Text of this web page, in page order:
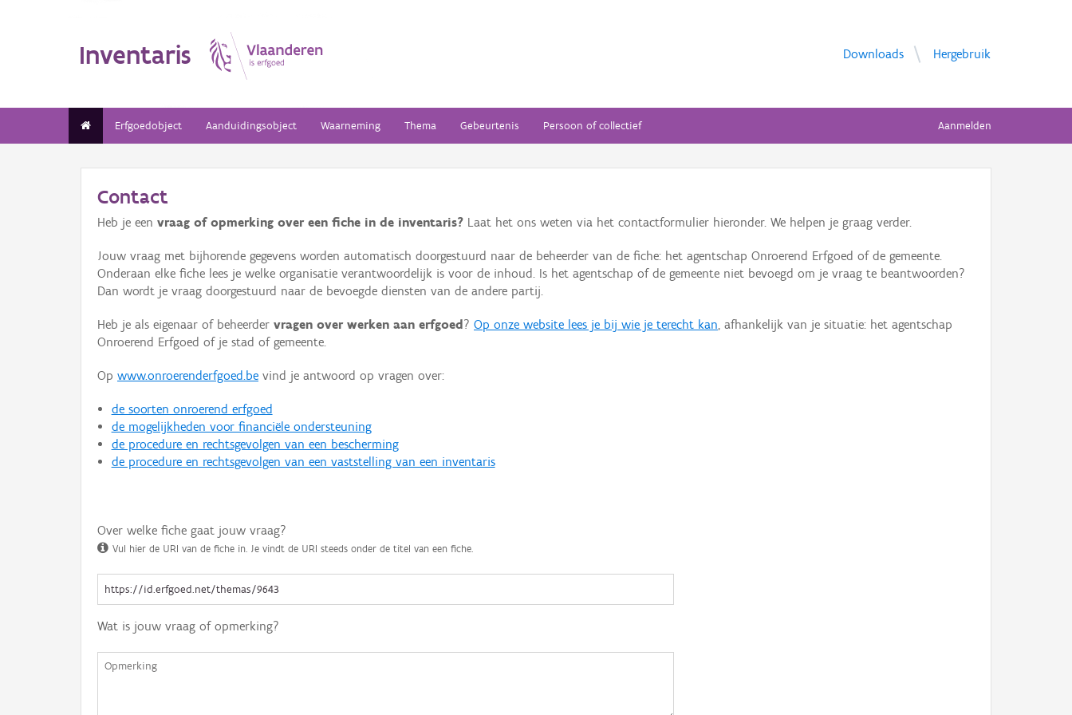
Inventaris Downloads Hergebruik
Erfgoedobject Aanduidingsobject Waarneming Thema Gebeurtenis Persoon of collectief Aanmelden
Contact
Heb je een vraag of opmerking over een fiche in de inventaris? Laat het ons weten via het contactformulier hieronder. We helpen je graag verder.
Jouw vraag met bijhorende gegevens worden automatisch doorgestuurd naar de beheerder van de fiche: het agentschap Onroerend Erfgoed of de gemeente.
Onderaan elke fiche lees je welke organisatie verantwoordelijk is voor de inhoud. Is het agentschap of de gemeente niet bevoegd om je vraag te beantwoorden?
Dan wordt je vraag doorgestuurd naar de bevoegde diensten van de andere partij.
Heb je als eigenaar of beheerder vragen over werken aan erfgoed ? Op onze website lees je bij wie je terecht kan, afhankelijk van je situatie: het agentschap
Onroerend Erfgoed of je stad of gemeente.
Op www.onroerenderfgoed.be vind je antwoord op vragen over:
de soorten onroerend erfgoed
de mogelijkheden voor financiële ondersteuning
de procedure en rechtsgevolgen van een bescherming
de procedure en rechtsgevolgen van een vaststelling van een inventaris
Over welke fiche gaat jouw vraag?
Vul hier de URI van de fiche in. Je vindt de URI steeds onder de titel van een fiche.
Wat is jouw vraag of opmerking?